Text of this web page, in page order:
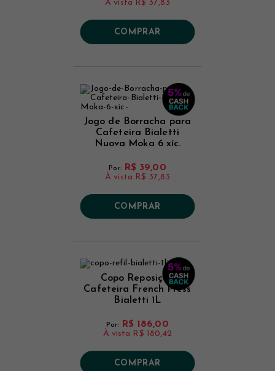
À vista R$ 37,83
COMPRAR
Jogo de Borracha para
Cafeteira Bialetti
Nuova Moka 6 xíc.
Por: R$ 39,00
À vista R$ 37,83
COMPRAR
Copo Reposição
Cafeteira French Press
Bialetti 1L
Por: R$ 186,00
À vista R$ 180,42
COMPRAR